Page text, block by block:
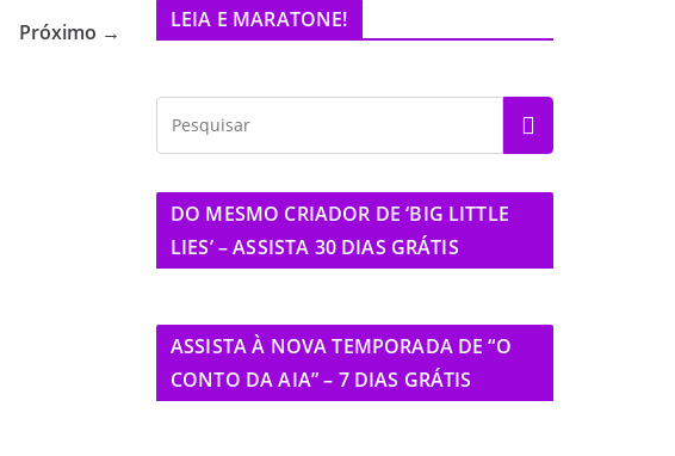
Próximo → LEIA E MARATONE!
DO MESMO CRIADOR DE ‘BIG LITTLE
LIES’ – ASSISTA 30 DIAS GRÁTIS
ASSISTA À NOVA TEMPORADA DE “O
CONTO DA AIA” – 7 DIAS GRÁTIS